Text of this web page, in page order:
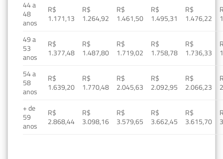
44 a
48
anos
R$
1.171,13
R$
1.264,92
R$
1.461,50
R$
1.495,31
R$
1.476,22
49 a
53
anos
R$
1.377,48
R$
1.487,80
R$
1.719,02
R$
1.758,78
R$
1.736,33
54 a
58
anos
R$
1.639,20
R$
1.770,48
R$
2.045,63
R$
2.092,95
R$
2.066,23
+ de
59
anos
R$
2.868,44
R$
3.098,16
R$
3.579,65
R$
3.662,45
R$
3.615,70